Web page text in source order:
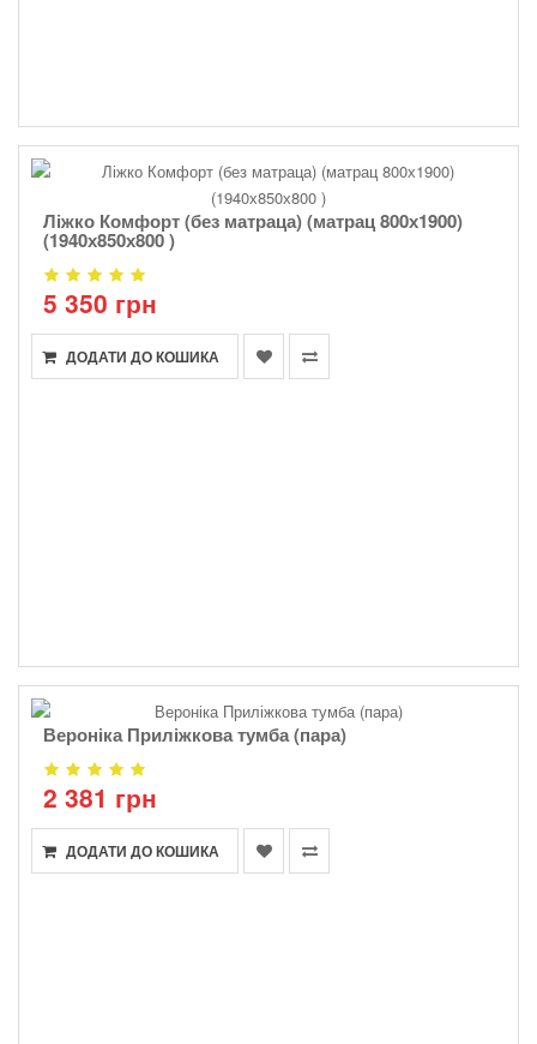
Ліжко Комфорт (без матраца) (матрац 800х1900)
(1940х850х800 )
5 350 грн
ДОДАТИ ДО КОШИКА
Вероніка Приліжкова тумба (пара)
2 381 грн
ДОДАТИ ДО КОШИКА